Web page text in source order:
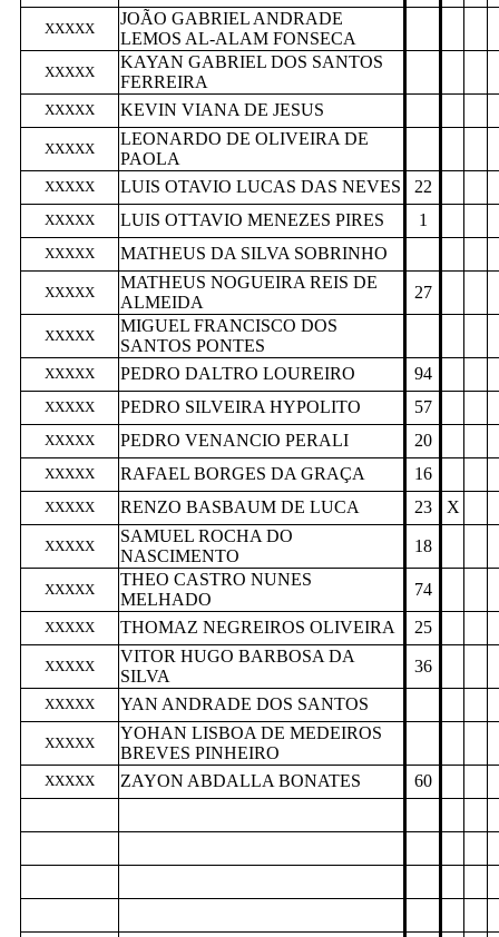
XXXXX
JOÃO GABRIEL ANDRADE
LEMOS AL-ALAM FONSECA
XXXXX
KAYAN GABRIEL DOS SANTOS
FERREIRA
XXXXX KEVIN VIANA DE JESUS
XXXXX
LEONARDO DE OLIVEIRA DE
PAOLA
XXXXX LUIS OTAVIO LUCAS DAS NEVES 22
XXXXX LUIS OTTAVIO MENEZES PIRES 1
XXXXX MATHEUS DA SILVA SOBRINHO
XXXXX
MATHEUS NOGUEIRA REIS DE
ALMEIDA
27
XXXXX
MIGUEL FRANCISCO DOS
SANTOS PONTES
XXXXX PEDRO DALTRO LOUREIRO 94
XXXXX PEDRO SILVEIRA HYPOLITO 57
XXXXX PEDRO VENANCIO PERALI 20
XXXXX RAFAEL BORGES DA GRAÇA 16
XXXXX RENZO BASBAUM DE LUCA 23 X
XXXXX
SAMUEL ROCHA DO
NASCIMENTO
18
XXXXX
THEO CASTRO NUNES
MELHADO
74
XXXXX THOMAZ NEGREIROS OLIVEIRA 25
XXXXX
VITOR HUGO BARBOSA DA
SILVA
36
XXXXX YAN ANDRADE DOS SANTOS
XXXXX
YOHAN LISBOA DE MEDEIROS
BREVES PINHEIRO
XXXXX ZAYON ABDALLA BONATES 60